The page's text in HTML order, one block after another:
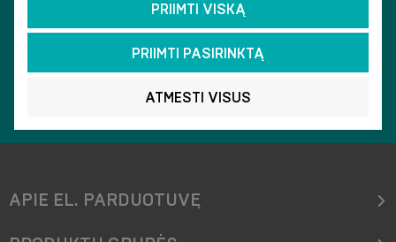
KOKYBĖ
APIE EL. PARDUOTUVĘ
PRIIMTI VISKĄ
PRIIMTI PASIRINKTĄ
ATMESTI VISUS